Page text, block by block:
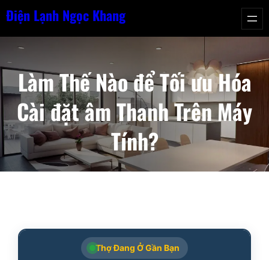
Chuyển
nội
dung
Điện Lạnh Ngọc Khang
Làm Thế Nào để Tối ưu Hóa
Cài đặt âm Thanh Trên Máy
Tính?
Thợ Đang Ở Gần Bạn